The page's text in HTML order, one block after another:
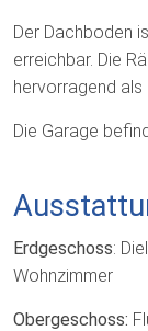
Der Dachboden
erreichbar. Die
hervorragend
Die Garage
Erdgeschoss:
Wohnzimmer
Obergeschoss: